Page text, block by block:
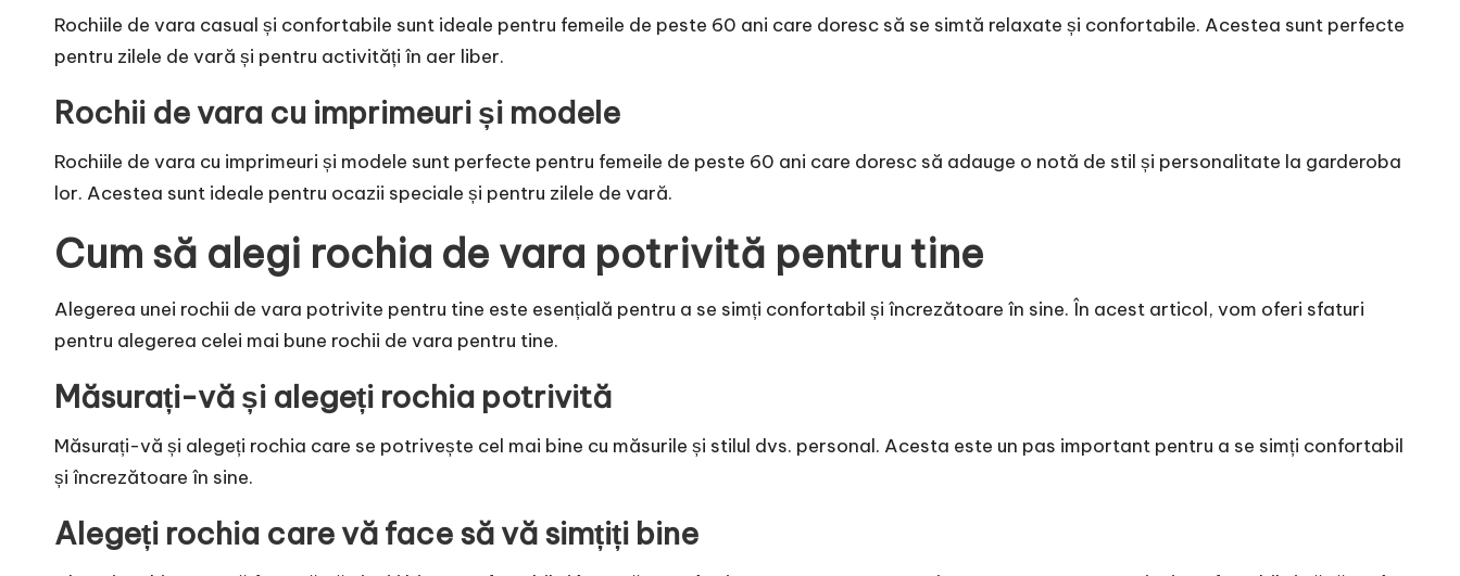
Rochiile de vara casual și confortabile sunt ideale pentru femeile de peste 60 ani care doresc să se simtă relaxate și confortabile. Acestea sunt perfecte
pentru zilele de vară și pentru activități în aer liber.
Rochii de vara cu imprimeuri și modele
Rochiile de vara cu imprimeuri și modele sunt perfecte pentru femeile de peste 60 ani care doresc să adauge o notă de stil și personalitate la garderoba
lor. Acestea sunt ideale pentru ocazii speciale și pentru zilele de vară.
Cum să alegi rochia de vara potrivită pentru tine
Alegerea unei rochii de vara potrivite pentru tine este esențială pentru a se simți confortabil și încrezătoare în sine. În acest articol, vom oferi sfaturi
pentru alegerea celei mai bune rochii de vara pentru tine.
Măsurați-vă și alegeți rochia potrivită
Măsurați-vă și alegeți rochia care se potrivește cel mai bine cu măsurile și stilul dvs. personal. Acesta este un pas important pentru a se simți confortabil
și încrezătoare în sine.
Alegeți rochia care vă face să vă simțiți bine